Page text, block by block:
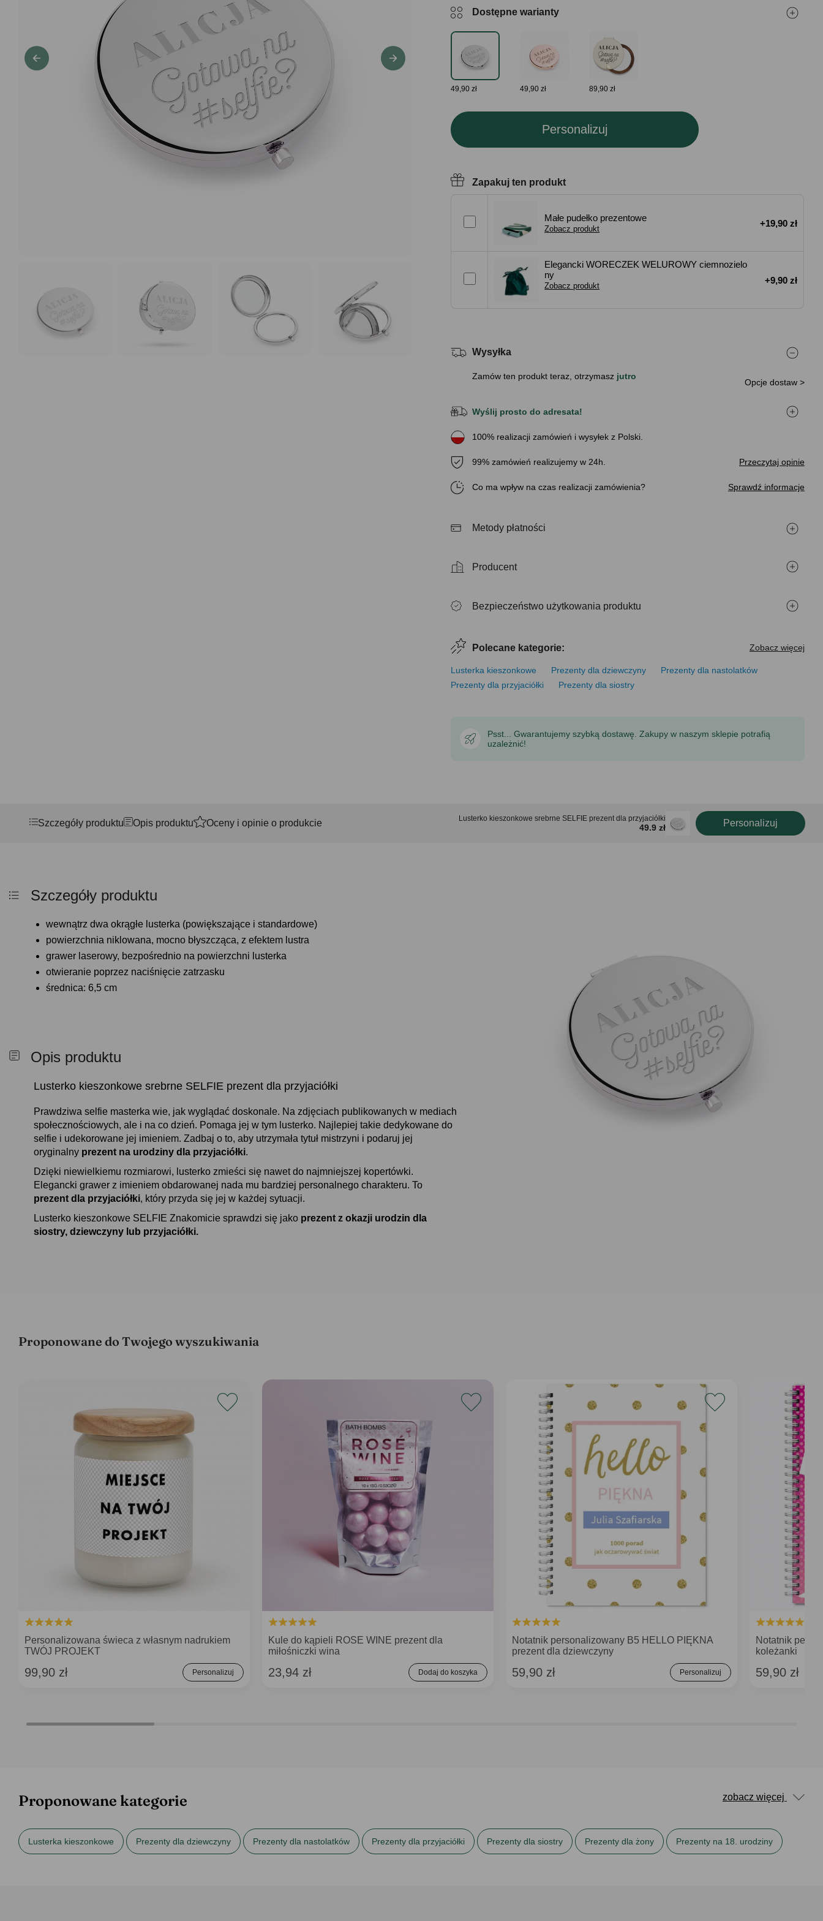
Dostępne warianty
49,90 zł 49,90 zł 89,90 zł
Personalizuj
Zapakuj ten produkt
Małe pudełko prezentowe
Zobacz produkt
+19,90 zł
Elegancki WORECZEK WELUROWY ciemnozielo
ny
Zobacz produkt
+9,90 zł
Wysyłka
Zamów ten produkt teraz, otrzymasz jutro
Opcje dostaw >
Wyślij prosto do adresata!
100% realizacji zamówień i wysyłek z Polski.
99% zamówień realizujemy w 24h. Przeczytaj opinie
Co ma wpływ na czas realizacji zamówienia Sprawdź informacje
Metody płatności
Producent
Bezpieczeństwo użytkowania produktu
Polecane kategorie: Zobacz więcej
Lusterka kieszonkowe Prezenty dla dziewczyny
Prezenty dla nastolatków
Prezenty dla przyjaciółki
Prezenty dla siostry
Psst... Gwarantujemy szybką dostawę. Zakupy w naszym sklepie potrafią
uzależnić!
Szczegóły produktu Opis produktu Oceny i opinie o produkcie Lusterko kieszonkowe srebrne SELFIE prezent dla przyjaciółki
49.9 zł Personalizuj
Szczegóły produktu
wewnątrz dwa okrągłe lusterka (powiększające i standardowe)
powierzchnia niklowana, mocno błyszcząca, z efektem lustra
grawer laserowy, bezpośrednio na powierzchni lusterka
otwieranie poprzez naciśnięcie zatrzasku
średnica: 6,5 cm
Opis produktu
Lusterko kieszonkowe srebrne SELFIE prezent dla przyjaciółki
Prawdziwa selfie masterka wie, jak wyglądać doskonale. Na zdjęciach publikowanych w mediach
społecznościowych, ale i na co dzień. Pomaga jej w tym lusterko. Najlepiej takie dedykowane do
selfie i udekorowane jej imieniem. Zadbaj o to, aby utrzymała tytuł mistrzyni i podaruj jej
oryginalny prezent na urodziny dla przyjaciółki.
Dzięki niewielkiemu rozmiarowi, lusterko zmieści się nawet do najmniejszej kopertówki.
Elegancki grawer z imieniem obdarowanej nada mu bardziej personalnego charakteru. To
prezent dla przyjaciółki, który przyda się jej w każdej sytuacji.
Lusterko kieszonkowe SELFIE Znakomicie sprawdzi się jako prezent z okazji urodzin dla
siostry, dziewczyny lub przyjaciółki.
Proponowane do Twojego wyszukiwania
Personalizowana świeca z własnym nadrukiem
TWÓJ PROJEKT
99,90 zł Personalizuj
Kule do kąpieli ROSE WINE prezent dla
miłośniczki wina
23,94 zł Dodaj do koszyka
Notatnik personalizowany B5 HELLO PIĘKNA
prezent dla dziewczyny
59,90 zł Personalizuj
Notatnik
koleżanki
59,90 zł
zobacz więcej
Proponowane kategorie
Lusterka kieszonkowe Prezenty dla dziewczyny Prezenty dla nastolatków Prezenty dla przyjaciółki Prezenty dla siostry Prezenty dla żony Prezenty na 18. urodziny